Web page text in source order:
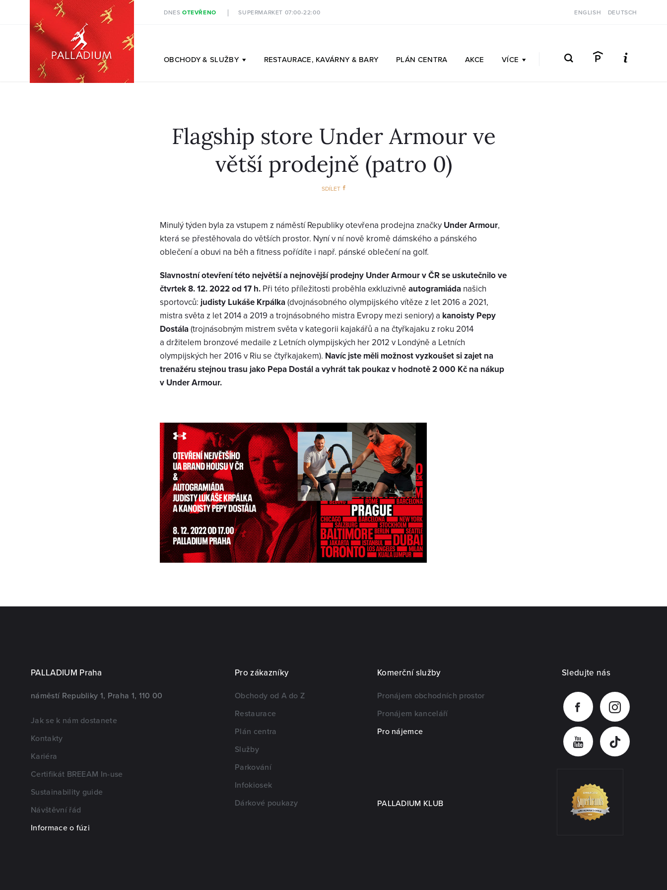
DNES OTEVŘENO SUPERMARKET 07:00-22:00 ENGLISH DEUTSCH
CS
OBCHODY& SLUŽBY RESTAURACE, KAVÁRNY & BARY PLÁN CENTRA AKCE VÍCE
Flagship store Under Armour ve
větší prodejně (patro 0)
SDÍLET
Minulý týden byla za vstupem z náměstí Republiky otevřena prodejna značky Under Armour,
která se přestěhovala do větších prostor. Nyní v ní nově kromě dámského a pánského
oblečení a obuvi na běh a fitness pořídíte i např. pánské oblečení na golf.
Slavnostní otevření této největší a nejnovější prodejny Under Armour v ČR se uskutečnilo ve
čtvrtek 8. 12. 2022 od 17 h. Při této příležitosti proběhla exkluzivně autogramiáda našich
sportovců: judisty Lukáše Krpálka(dvojnásobného olympijského vítěze z let 2016 a 2021,
mistra světa z let 2014 a 2019 a trojnásobného mistra Evropy mezi seniory) a kanoisty Pepy
Dostála(trojnásobným mistrem světa v kategorii kajakářů a na čtyřkajaku z roku 2014
a držitelem bronzové medaile z Letních olympijských her 2012 v Londýně a Letních
olympijských her 2016 v Riu se čtyřkajakem). Navíc jste měli možnost vyzkoušet si zajet na
trenažéru stejnou trasu jako Pepa Dostál a vyhrát tak poukaz v hodnotě 2 000 Kč na nákup
v Under Armour.
PALLADIUM Praha
náměstí Republiky 1, Praha 1, 110 00
Jak se k nám dostanete
Kontakty
Kariéra
Certifikát BREEAM In-use
Sustainability guide
Návštěvní řád
Informace o fúzi
Pro zákazníky
Obchody od A do Z
Restaurace
Plán centra
Služby
Parkování
Infokiosek
Dárkové poukazy
Komerční služby
Pronájem obchodních prostor
Pronájem kanceláří
Pro nájemce
PALLADIUM KLUB
Sledujte nás